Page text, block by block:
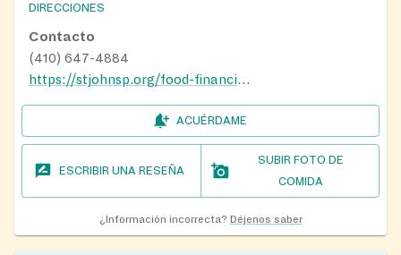
DIRECCIONES
Contacto
(410) 647-4884
https://stjohnsp.org/food-financial-help
ACUÉRDAME
ESCRIBIR UNA RESEÑA
SUBIR FOTO DE
COMIDA
¿Información incorrecta? Déjenos saber